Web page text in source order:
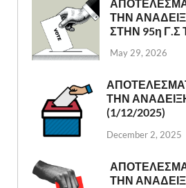
ΤΗΝ
ΣΤΗΝ 95η Γ.Σ
May 29, 2026
ΤΗΝ
(1/12/2025)
December 2, 2025
ΤΗΝ